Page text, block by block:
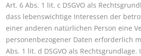
Art. 6 Abs. 1 lit. c DSGVO als
dass lebenswichtige Interessen der
einer anderen natürlichen Person eine
personenbezogener Daten erforderlich
Abs. 1 lit. d DSGVO als